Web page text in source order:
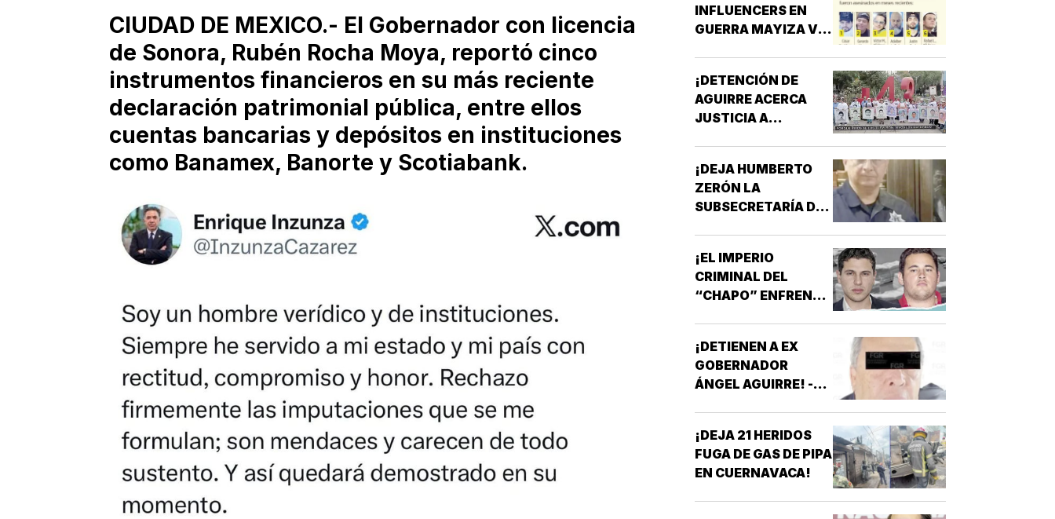
CIUDAD DE MEXICO.- El Gobernador con licencia
de Sonora, Rubén Rocha Moya, reportó cinco
instrumentos financieros en su más reciente
declaración patrimonial pública, entre ellos
cuentas bancarias y depósitos en instituciones
como Banamex, Banorte y Scotiabank.
INFLUENCERS EN
GUERRA MAYIZA VS.
¡DETENCIÓN DE
AGUIRRE ACERCA
JUSTICIA A
¡DEJA HUMBERTO
ZERÓN LA
SUBSECRETARÍA DE
¡EL IMPERIO
CRIMINAL DEL
“CHAPO” ENFRENTA
¡DETIENEN A EX
GOBERNADOR
ÁNGEL AGUIRRE! -
¡DEJA 21 HERIDOS
FUGA DE GAS DE PIPA
EN CUERNAVACA!